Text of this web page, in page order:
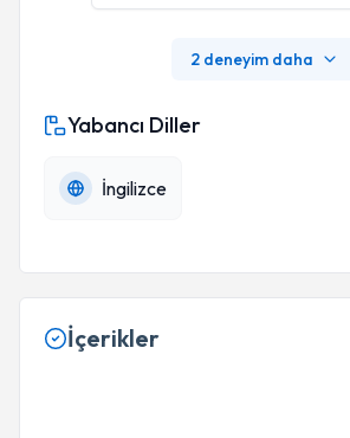
2 deneyim daha
Yabancı Diller
İngilizce
İçerikler